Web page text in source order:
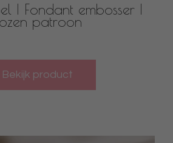
| Fondant embosser |
patroon
Bekijk product